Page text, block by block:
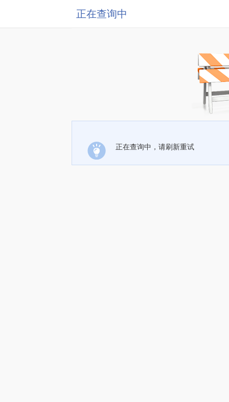
正在查询中
正在查询中，请刷新重试